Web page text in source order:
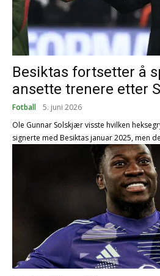
Besiktas fortsetter å
ansette trenere etter
Fotball 5. juni 2026
Ole Gunnar Solskjær visste hvilken
signerte med Besiktas januar 2025, men